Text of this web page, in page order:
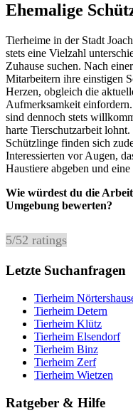
Ehemalige
Tierheime in der Stadt
stets eine Vielzahl
Zuhause suchen. Nach
Mitarbeitern ihre einstigen
Herzen, obgleich die
Aufmerksamkeit
sind dennoch stets
harte Tierschutzarbeit
Schützlinge finden sich
Interessierten vor Augen,
Haustiere abgeben und
Wie würdest du die
Umgebung bewerten?
5/52 ratings
Letzte Suchanfragen
Tierheim
Tierheim Detern
Tierheim Klütz
Tierheim Elsendorf
Tierheim Binz
Tierheim Zerf
Tierheim Wietzen
Ratgeber & Hilfe